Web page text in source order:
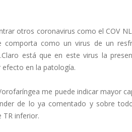
otros coronavirus como el COV
comporta como un virus de un
está que en este virus la
en la patología.
me puede indicar mayor
de lo ya comentado y sobre
TR inferior.